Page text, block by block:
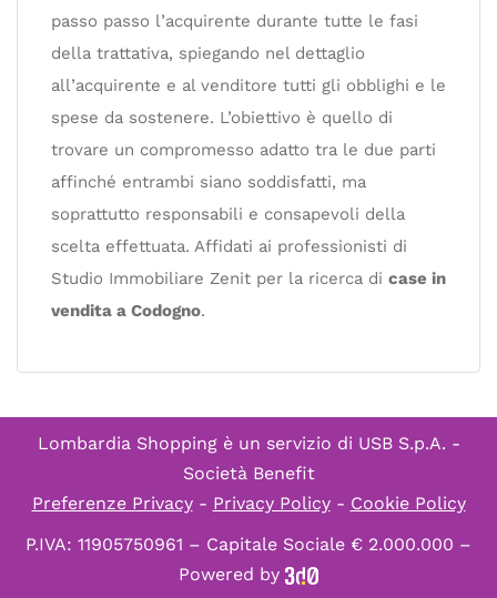
passo passo l’acquirente durante tutte le fasi
della trattativa, spiegando nel dettaglio
all’acquirente e al venditore tutti gli obblighi e le
spese da sostenere. L’obiettivo è quello di
trovare un compromesso adatto tra le due parti
affinché entrambi siano soddisfatti, ma
soprattutto responsabili e consapevoli della
scelta effettuata. Affidati ai professionisti di
Studio Immobiliare Zenit per la ricerca di case in
vendita a Codogno.
Lombardia Shopping è un servizio di USB S.p.A. -
Società Benefit
Preferenze Privacy- Privacy Policy- Cookie Policy
P.IVA: 11905750961 – Capitale Sociale € 2.000.000 –
Powered by